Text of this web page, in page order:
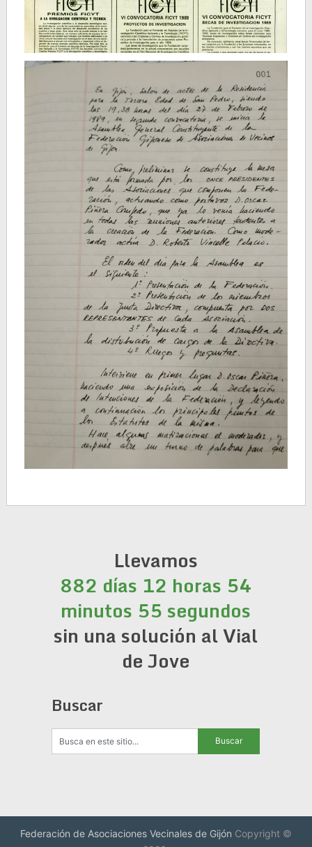
Llevamos
882 días 12 horas 54
minutos 55 segundos
sin una solución al Vial
de Jove
Buscar
Federación de Asociaciones Vecinales de Gijón Copyright ©